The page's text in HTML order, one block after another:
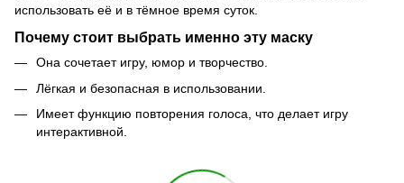
использовать её и в тёмное время суток.
Почему стоит выбрать именно эту маску
Она сочетает игру, юмор и творчество.
Лёгкая и безопасная в использовании.
Имеет функцию повторения голоса, что делает игру
интерактивной.